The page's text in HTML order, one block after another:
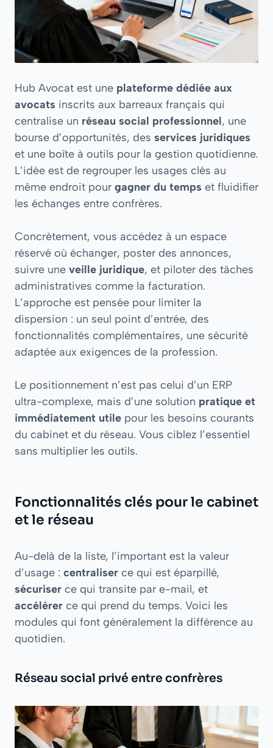
Hub Avocat est une plateforme dédiée aux
avocats inscrits aux barreaux français qui
centralise un réseau social professionnel, une
bourse d’opportunités, des services juridiques
et une boîte à outils pour la gestion quotidienne.
L’idée est de regrouper les usages clés au
même endroit pour gagner du temps et fluidifier
les échanges entre confrères.
Concrètement, vous accédez à un espace
réservé où échanger, poster des annonces,
suivre une veille juridique, et piloter des tâches
administratives comme la facturation.
L’approche est pensée pour limiter la
dispersion : un seul point d’entrée, des
fonctionnalités complémentaires, une sécurité
adaptée aux exigences de la profession.
Le positionnement n’est pas celui d’un ERP
ultra-complexe, mais d’une solution pratique et
immédiatement utile pour les besoins courants
du cabinet et du réseau. Vous ciblez l’essentiel
sans multiplier les outils.
Fonctionnalités clés pour le cabinet
et le réseau
Au-delà de la liste, l’important est la valeur
d’usage : centraliser ce qui est éparpillé,
sécuriser ce qui transite par e-mail, et
accélérer ce qui prend du temps. Voici les
modules qui font généralement la différence au
quotidien.
Réseau social privé entre confrères